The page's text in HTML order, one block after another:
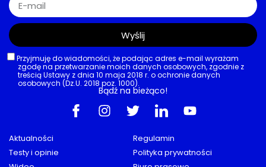
Aktualności
Testy i opinie
Regulamin
Polityka prywatności
Przyjmuję do wiadomości, że podając adres e-mail wyrażam
zgodę na przetwarzanie moich danych osobowych, zgodnie z
treścią Ustawy z dnia 10 maja 2018 r. o ochronie danych
osobowych (Dz.U. 2018 poz. 1000).
Wyślij
Bądź na bieżąco!